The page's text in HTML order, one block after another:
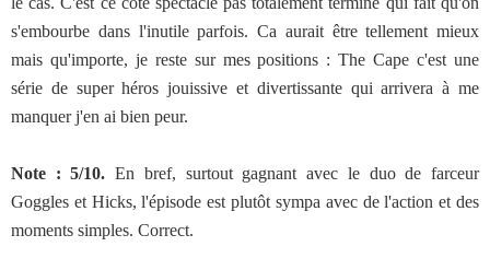
s'embourbe dans l'inutile parfois. Ca aurait être tellement mieux
mais qu'importe, je reste sur mes positions : The Cape c'est une
série de super héros jouissive et divertissante qui arrivera à me
manquer j'en ai bien peur.
Note : 5/10. En bref, surtout gagnant avec le duo de farceur
Goggles et Hicks, l'épisode est plutôt sympa avec de l'action et des
moments simples. Correct.